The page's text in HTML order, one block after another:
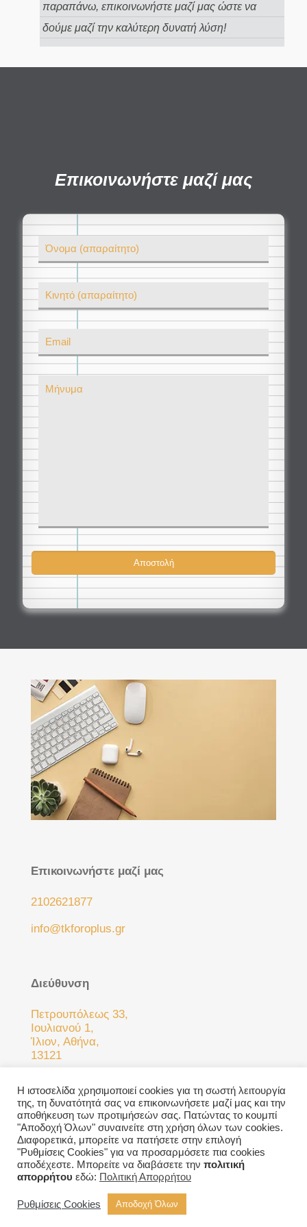
παραπάνω, επικοινωνήστε μαζί μας ώστε να
δούμε μαζί την καλύτερη δυνατή λύση!
Επικοινωνήστε μαζί μας
Επικοινωνήστε μαζί μας
2102621877
info@tkforoplus.gr
Διεύθυνση
Πετρουπόλεως 33,
Ιουλιανού 1,
Ίλιον, Αθήνα,
13121
© 2023 TK Foroplus | All Rights Reserved.Πολιτική
Απορρήτου Όροι Χρήσης
Η ιστοσελίδα χρησιμοποιεί cookies για τη σωστή λειτουργία
της, τη δυνατότητά σας να επικοινωνήσετε μαζί μας και την
αποθήκευση των προτιμήσεών σας. Πατώντας το κουμπί
"Αποδοχή Όλων" συναινείτε στη χρήση όλων των cookies.
Διαφορετικά, μπορείτε να πατήσετε στην επιλογή
"Ρυθμίσεις Cookies" για να προσαρμόσετε πια cookies
αποδέχεστε. Μπορείτε να διαβάσετε την πολιτική
απορρήτου εδώ: Πολιτική Απορρήτου
Ρυθμίσεις Cookies Αποδοχή Όλων